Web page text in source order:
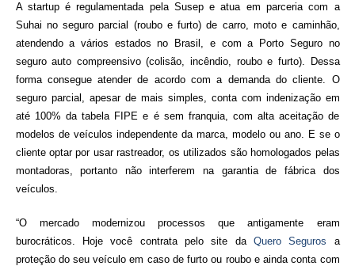
A startup é regulamentada pela Susep e atua em parceria com a
Suhai no seguro parcial (roubo e furto) de carro, moto e caminhão,
atendendo a vários estados no Brasil, e com a Porto Seguro no
seguro auto compreensivo (colisão, incêndio, roubo e furto). Dessa
forma consegue atender de acordo com a demanda do cliente. O
seguro parcial, apesar de mais simples, conta com indenização em
até 100% da tabela FIPE e é sem franquia, com alta aceitação de
modelos de veículos independente da marca, modelo ou ano. E se o
cliente optar por usar rastreador, os utilizados são homologados pelas
montadoras, portanto não interferem na garantia de fábrica dos
veículos.
“O mercado modernizou processos que antigamente eram
burocráticos. Hoje você contrata pelo site da Quero Seguros a
proteção do seu veículo em caso de furto ou roubo e ainda conta com